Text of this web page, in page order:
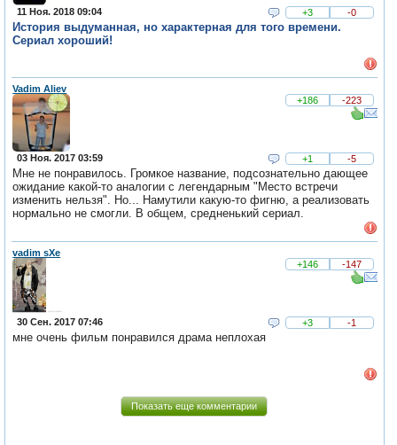
11 Ноя. 2018 09:04 +3 -0
История выдуманная, но характерная для того времени.
Сериал хороший!
Vadim Aliev
+186
-223
03 Ноя. 2017 03:59 +1 -5
Мне не понравилось. Громкое название, подсознательно дающее
ожидание какой-то аналогии с легендарным "Место встречи
изменить нельзя". Но... Намутили какую-то фигню, а реализовать
нормально не смогли. В общем, средненький сериал.
vadim sXe
+146
-147
30 Сен. 2017 07:46 +3 -1
мне очень фильм понравился драма неплохая
Показать еще комментарии